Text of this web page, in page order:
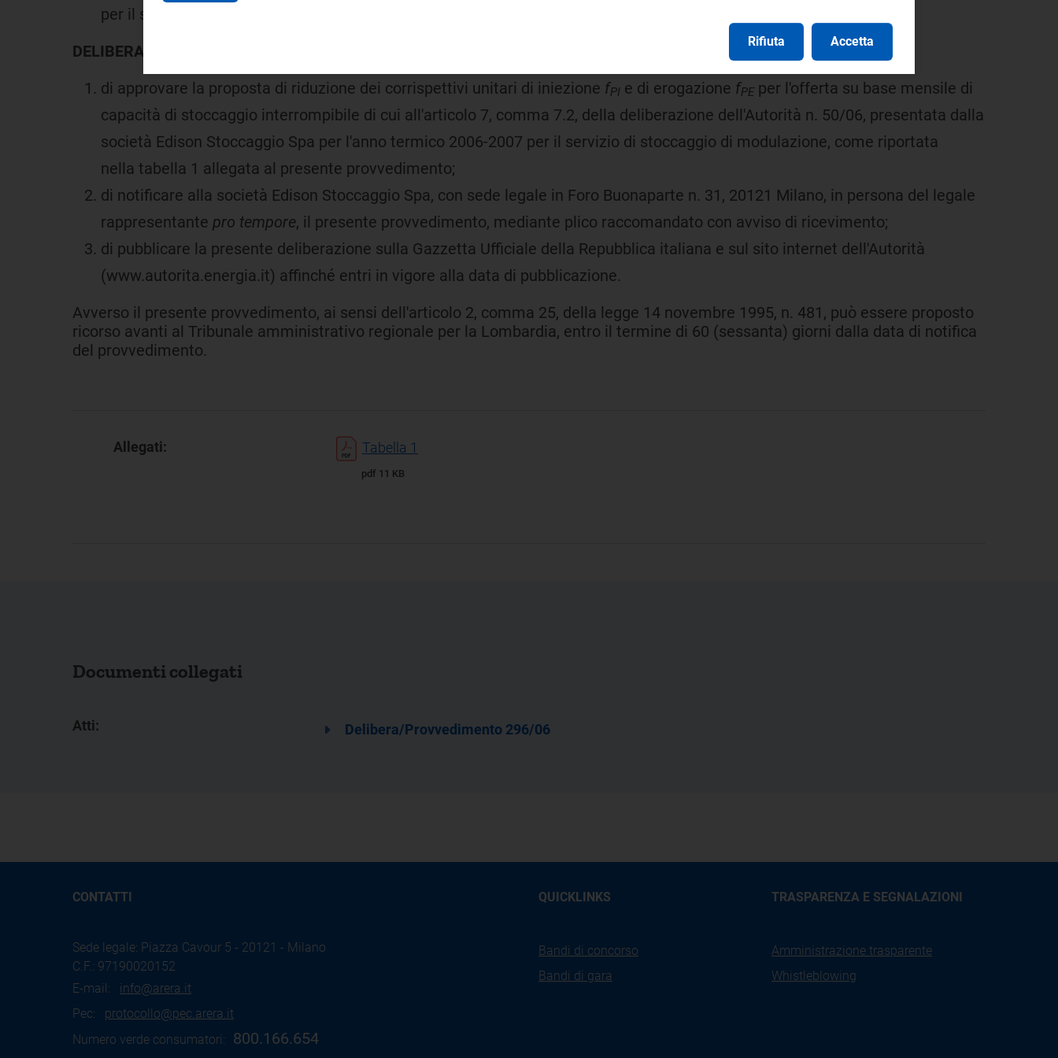
per il servizio di stoccaggio di modulazione
DELIBERA
di approvare la proposta di riduzione dei corrispettivi unitari di iniezione fPI e di erogazione fPEper l'offerta su base mensile di
capacità di stoccaggio interrompibile di cui all'articolo 7, comma 7.2, della deliberazione dell'Autorità n. 50/06, presentata dalla
società Edison Stoccaggio Spa per l'anno termico 2006-2007 per il servizio di stoccaggio di modulazione, come riportata
nella tabella 1 allegata al presente provvedimento;
di notificare alla società Edison Stoccaggio Spa, con sede legale in Foro Buonaparte n. 31, 20121 Milano, in persona del legale
rappresentante pro tempore, il presente provvedimento, mediante plico raccomandato con avviso di ricevimento;
di pubblicare la presente deliberazione sulla Gazzetta Ufficiale della Repubblica italiana e sul sito internet dell'Autorità
(www.autorita.energia.it) affinché entri in vigore alla data di pubblicazione.
Avverso il presente provvedimento, ai sensi dell'articolo 2, comma 25, della legge 14 novembre 1995, n. 481, può essere proposto
ricorso avanti al Tribunale amministrativo regionale per la Lombardia, entro il termine di 60 (sessanta) giorni dalla data di notifica
del provvedimento.
Allegati: Tabella 1
pdf 11 KB
Documenti collegati
Atti: Delibera/Provvedimento 296/06
CONTATTI
Sede legale: Piazza Cavour 5 - 20121 - Milano
C.F.: 97190020152
E-mail: info@arera.it
Pec: protocollo@pec.arera.it
Numero verde consumatori:
800.166.654
QUICKLINKS
Bandi di concorso
Bandi di gara
TRASPARENZA E SEGNALAZIONI
Amministrazione trasparente
Whistleblowing
Rifiuta Accetta